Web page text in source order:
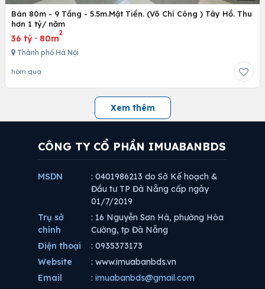
Bán 80m - 9 Tầng - 5.5m.Mặt Tiền. (Võ Chí Công ) Tây Hồ. Thu
hơn 1 tỷ/ năm
36 tỷ · 80m
2
Thành phố Hà Nội
hôm qua
Xem thêm
CÔNG TY CỔ PHẦN IMUABANBDS
MSDN
: 0401986213 do Sở Kế hoạch &
Đầu tư TP Đà Nẵng cấp ngày
01/7/2019
Trụ sở
chính
: 16 Nguyễn Sơn Hà, phường Hòa
Cường, tp Đà Nẵng
Điện thoại
: 0935373173
Website
: www.imuabanbds.vn
Email
: imuabanbds@gmail.com